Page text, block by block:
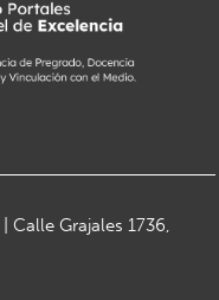
Calle Grajales 1736,